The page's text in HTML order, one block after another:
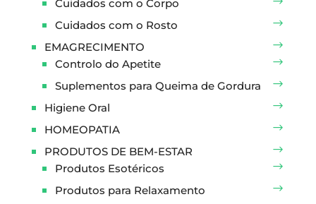
Cuidados com o Corpo
Cuidados com o Rosto
EMAGRECIMENTO
Controlo do Apetite
Suplementos para Queima de Gordura
Higiene Oral
HOMEOPATIA
PRODUTOS DE BEM-ESTAR
Produtos Esotéricos
Produtos para Relaxamento